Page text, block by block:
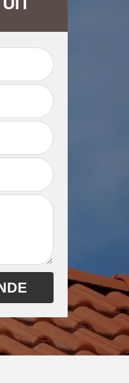
Ramonage de
cheminée 13